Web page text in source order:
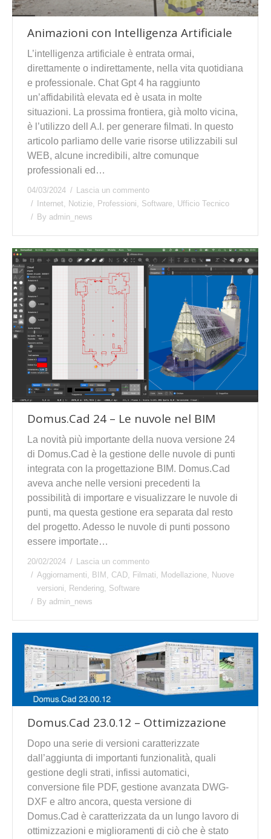
Animazioni con Intelligenza Artificiale
L’intelligenza artificiale è entrata ormai,
direttamente o indirettamente, nella vita quotidiana
e professionale. Chat Gpt 4 ha raggiunto
un’affidabilità elevata ed è usata in molte
situazioni. La prossima frontiera, già molto vicina,
è l’utilizzo dell A.I. per generare filmati. In questo
articolo parliamo delle varie risorse utilizzabili sul
WEB, alcune incredibili, altre comunque
professionali ed…
04/03/2024
Lascia un commento
Internet
Notizie Professioni Software Ufficio Tecnico
By admin_news
Domus.Cad 24 – Le nuvole nel BIM
La novità più importante della nuova versione 24
di Domus.Cad è la gestione delle nuvole di punti
integrata con la progettazione BIM. Domus.Cad
aveva anche nelle versioni precedenti la
possibilità di importare e visualizzare le nuvole di
punti, ma questa gestione era separata dal resto
del progetto. Adesso le nuvole di punti possono
essere importate…
20/02/2024
Lascia un commento
Aggiornamenti, BIM , CAD, Filmati, Modellazione, Nuove
versioni, Rendering, Software
By admin_news
Domus.Cad 23.0.12 – Ottimizzazione
Dopo una serie di versioni caratterizzate
dall’aggiunta di importanti funzionalità, quali
gestione degli strati, infissi automatici,
conversione file PDF, gestione avanzata DWG-
DXF e altro ancora, questa versione di
Domus.Cad è caratterizzata da un lungo lavoro di
ottimizzazioni e miglioramenti di ciò che è stato